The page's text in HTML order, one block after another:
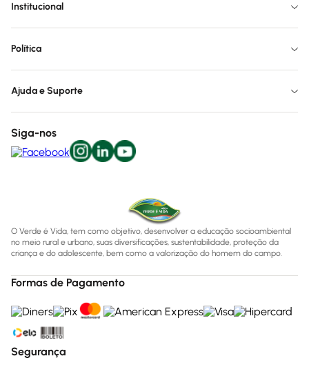
Institucional
Política
Ajuda e Suporte
Siga-nos
O Verde é Vida, tem como objetivo, desenvolver a educação socioambiental
no meio rural e urbano, suas diversificações, sustentabilidade, proteção da
criança e do adolescente, bem como a valorização do homem do campo.
Formas de Pagamento
Segurança